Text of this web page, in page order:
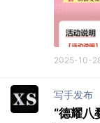
2025-10-
写手发布
“德耀八